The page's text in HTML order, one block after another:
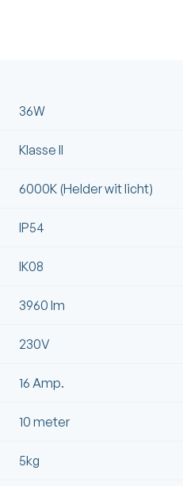
36W
Klasse II
6000K (Helder wit licht)
IP54
IK08
3960 lm
230V
16 Amp.
10 meter
5kg